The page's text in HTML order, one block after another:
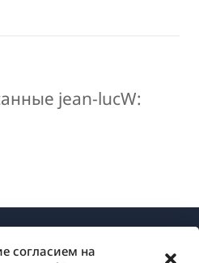
согласием на
jean-lucW: